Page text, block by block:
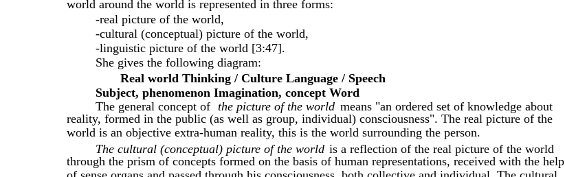
world around the world is represented in three forms:
-real picture of the world,
-cultural (conceptual) picture of the world,
-linguistic picture of the world [3:47].
She gives the following diagram:
Real world Thinking / Culture Language / Speech
Subject, phenomenon Imagination, concept Word
The general concept of the picture of the world means "an ordered set of knowledge about
reality, formed in the public (as well as group, individual) consciousness". The real picture of the
world is an objective extra-human reality, this is the world surrounding the person.
The cultural (conceptual) picture of the world is a reflection of the real picture of the world
through the prism of concepts formed on the basis of human representations, received with the help